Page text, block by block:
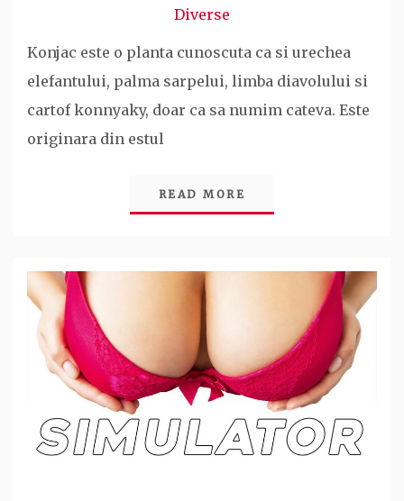
Diverse
Konjac este o planta cunoscuta ca si urechea
elefantului, palma sarpelui, limba diavolului si
cartof konnyaky, doar ca sa numim cateva. Este
originara din estul
READ MORE